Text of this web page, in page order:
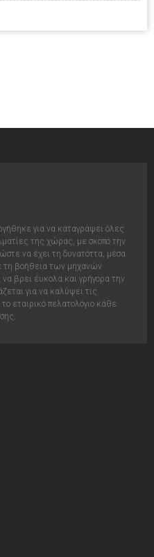
για να καταγράψει όλες
της χώρας, με σκοπό την
να έχει τη δυνατόττα, μέσα
τη βοήθεια των μηχανών
βρει έυκολα και γρήγορα την
για να καλύψει τις
εταιρικό πελατολόγιο κάθε